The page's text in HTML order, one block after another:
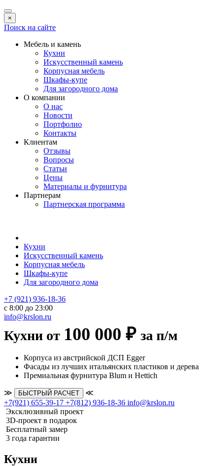
×
Поиск на сайте
Мебель и камень
Кухни
Искусственный камень
Корпусная мебель
Шкафы-купе
Для загородного дома
О компании
О нас
Новости
Портфолио
Контакты
Клиентам
Отзывы
Вопросы
Статьи
Цены
Материалы и фурнитура
Партнерам
Партнерская программа
Кухни
Искусственный камень
Корпусная мебель
Шкафы-купе
Для загородного дома
+7 (921) 936-18-36
с 8:00 до 23:00
info@krslon.ru
Кухни от 100 000 ₽ за п/м
Корпуса из австрийской ДСП Egger
Фасады из лучших итальянских пластиков и дерева
Премиальная фурнитура Blum и Hettich
≫ БЫСТРЫЙ РАСЧЕТ
≪
+7(921) 655-39-17 +7(812) 936-18-36 info@krslon.ru
Эксклюзивный проект
3D-проект в подарок
Бесплатный замер
3 года гарантии
Кухни